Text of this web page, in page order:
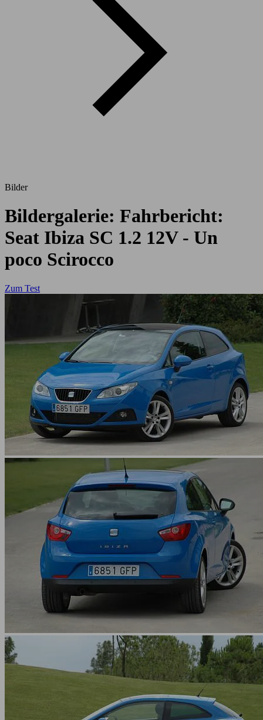
Bilder
Bildergalerie: Fahrbericht:
Seat Ibiza SC 1.2 12V - Un
poco Scirocco
Zum Test